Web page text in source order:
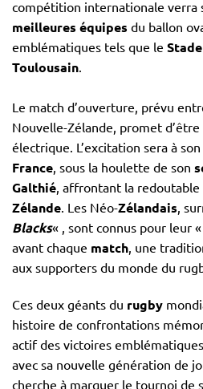
compétition internationale verra
meilleures équipes du ballon
emblématiques tels que le
Toulousain
Le match d’ouverture, prévu
Nouvelle-Zélande, promet
électrique. L’excitation sera à
France , sous la houlette de son
Galthié , affrontant la
Zélande . Les Néo-Zélandais ,
Blacks« , sont connus pour leur «
avant chaque match , une
aux supporters du monde du
Ces deux géants du rugby
histoire de confrontations
actif des victoires
avec sa nouvelle génération de
cherche à marquer le tournoi de